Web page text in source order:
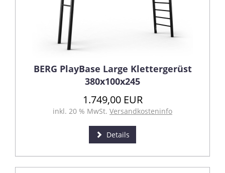
BERG PlayBase Large Klettergerüst
380x100x245
1.749,00 EUR
inkl. 20 % MwSt. Versandkosteninfo
Details